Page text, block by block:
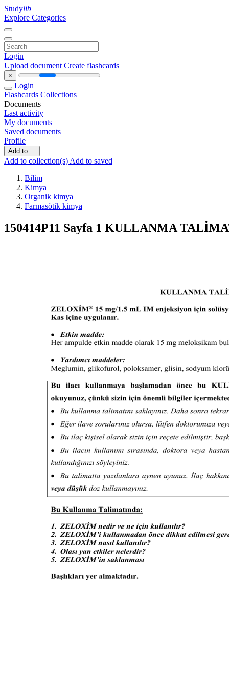
Studylib
Explore Categories
Login
Upload document Create flashcards
×
Login
Flashcards Collections
Documents
Last activity
My documents
Saved documents
Profile
Add to ...
Add to collection(s) Add to saved
Bilim
Kimya
Organik kimya
Farmasötik kimya
150414P11 Sayfa 1 KULLANMA